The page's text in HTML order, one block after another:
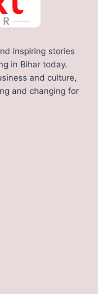
inspiring stories
in Bihar today.
and culture,
and changing for